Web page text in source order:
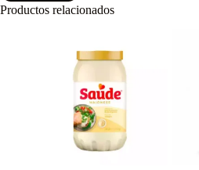
Productos relacionados